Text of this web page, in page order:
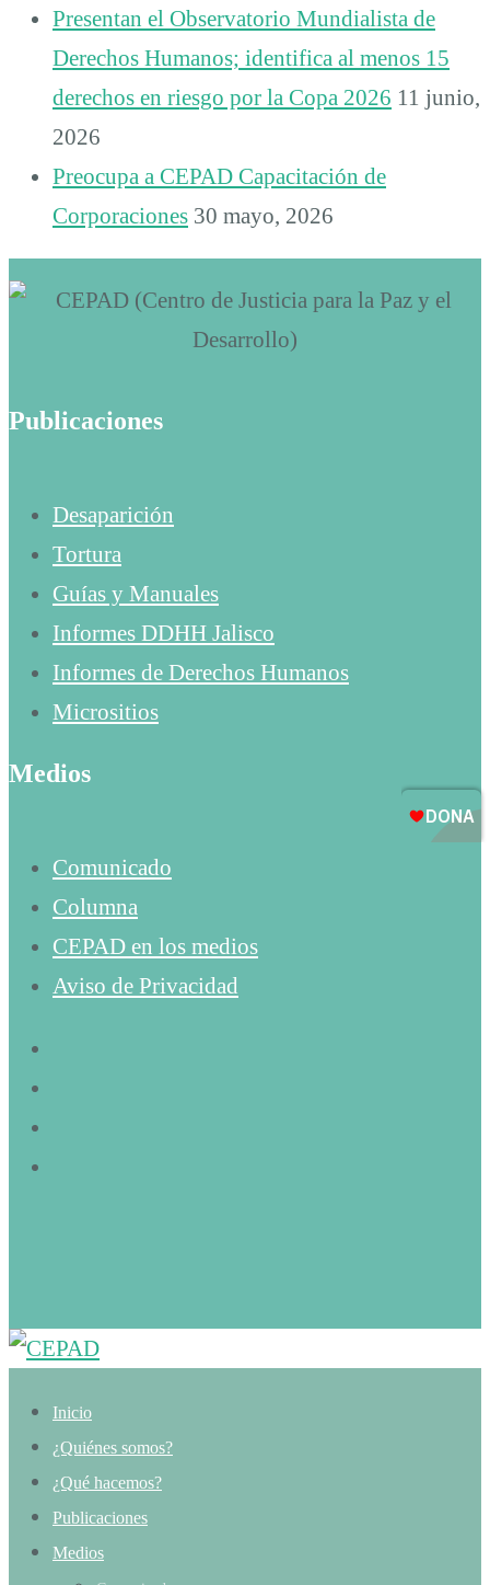
Presentan el Observatorio Mundialista de
Derechos Humanos; identifica al menos 15
derechos en riesgo por la Copa 2026 11 junio,
2026
Preocupa a CEPAD Capacitación de
Corporaciones 30 mayo, 2026
Publicaciones
Desaparición
Tortura
Guías y Manuales
Informes DDHH Jalisco
Informes de Derechos Humanos
Micrositios
Medios
Comunicado
Columna
CEPAD en los medios
Aviso de Privacidad
Inicio
¿Quiénes somos?
¿Qué hacemos?
Publicaciones
Medios